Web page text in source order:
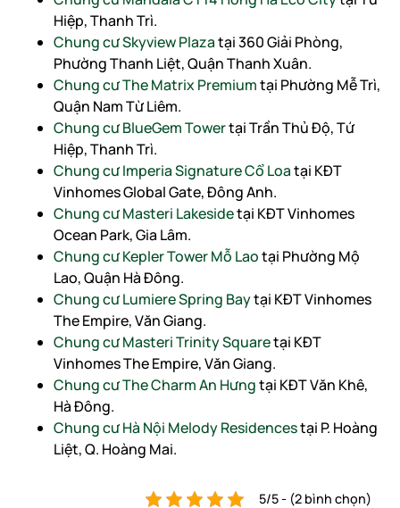
Hiệp, Thanh Trì.
Chung cư Skyview Plazatại 360 Giải Phòng,
Phường Thanh Liệt, Quận Thanh Xuân.
Chung cư The Matrix Premiumtại Phường Mễ Trì,
Quận Nam Từ Liêm.
Chung cư BlueGem Towertại Trần Thủ Độ, Tứ
Hiệp, Thanh Trì.
Chung cư Imperia Signature Cổ Loatại KĐT
Vinhomes Global Gate, Đông Anh.
Chung cư Masteri Lakesidetại KĐT Vinhomes
Ocean Park, Gia Lâm.
Chung cư Kepler Tower Mỗ Laotại Phường Mộ
Lao, Quận Hà Đông.
Chung cư Lumiere Spring Baytại KĐT Vinhomes
The Empire, Văn Giang.
Chung cư Masteri Trinity Squaretại KĐT
Vinhomes The Empire, Văn Giang.
Chung cư The Charm An Hưngtại KĐT Văn Khê,
Hà Đông.
Chung cư Hà Nội Melody Residencestại P. Hoàng
Liệt, Q. Hoàng Mai.
5/5 - (2 bình chọn)